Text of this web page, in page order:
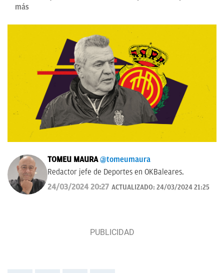
más
TOMEU MAURA @tomeumaura
Redactor jefe de Deportes en OKBaleares.
24/03/2024 20:27 ACTUALIZADO: 24/03/2024 21:25